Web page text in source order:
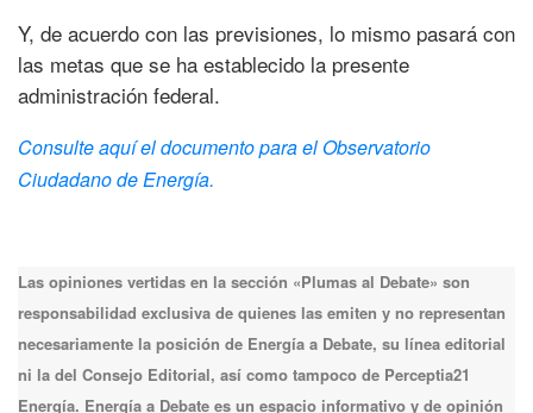
Y, de acuerdo con las previsiones, lo mismo pasará con
las metas que se ha establecido la presente
administración federal.
Consulte aquí el documento para el Observatorio
Ciudadano de Energía.
Las opiniones vertidas en la sección «Plumas al Debate» son
responsabilidad exclusiva de quienes las emiten y no representan
necesariamente la posición de Energía a Debate, su línea editorial
ni la del Consejo Editorial, así como tampoco de Perceptia21
Energía. Energía a Debate es un espacio informativo y de opinión